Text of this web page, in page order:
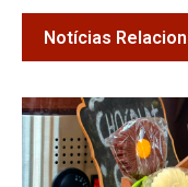
Notícias